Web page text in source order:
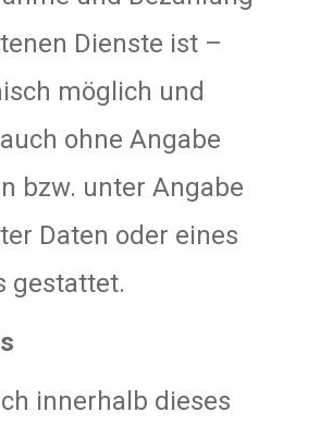
Dienste ist –
möglich und
ohne Angabe
bzw. unter Angabe
Daten oder eines
gestattet.
innerhalb dieses